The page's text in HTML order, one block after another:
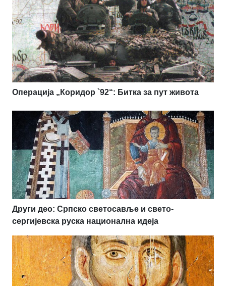
Операција „Коридор `92“: Битка за пут живота
Други део: Српско светосавље и свето-
сергијевска руска национална идеја